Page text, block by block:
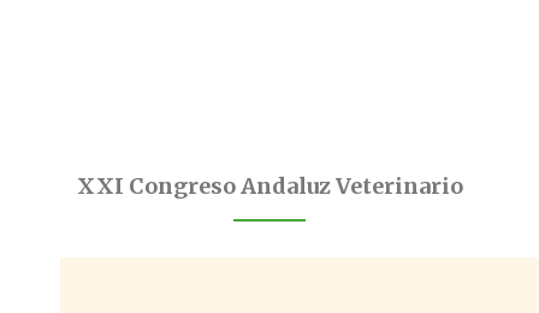
XXI Congreso Andaluz Veterinario